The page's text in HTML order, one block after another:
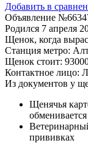
Добавить в
Объявление
Родился 7 апреля
Щенок, когда
Станция метро:
Щенок стоит:
Контактное лицо:
Из документов у
Щенячья
прививках